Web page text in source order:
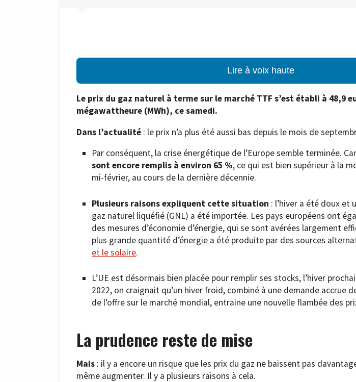
Lire à voix haute
Le prix du gaz naturel à terme sur le marché TTF s’est établi à 48,9
mégawattheure (MWh), ce samedi.
Dans l’actualité : le prix n’a plus été aussi bas depuis le mois de
Par conséquent, la crise énergétique de l’Europe semble terminée. Car
sont encore remplis à environ 65 %, ce qui est bien supérieur à la
mi-février, au cours de la dernière décennie.
Plusieurs raisons expliquent cette situation : l’hiver a été doux et
gaz naturel liquéfié (GNL) a été importée. Les pays européens ont
des mesures d’économie d’énergie, qui se sont avérées largement
plus grande quantité d’énergie a été produite par des sources
et le solaire.
L’UE est désormais bien placée pour remplir ses stocks, l’hiver
2022, on craignait qu’un hiver froid, combiné à une demande accrue
de l’offre sur le marché mondial, entraine une nouvelle flambée des
La prudence reste de mise
Mais : il y a encore un risque que les prix du gaz ne baissent pas
même augmenter. Il y a plusieurs raisons à cela.